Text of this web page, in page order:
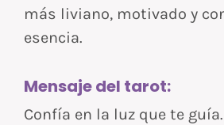
más liviano, motivado y
esencia.
Mensaje del tarot:
Confía en la luz que te